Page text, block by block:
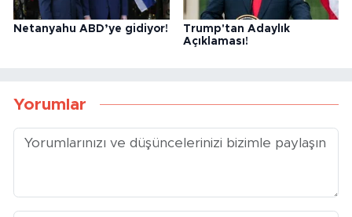
Netanyahu ABD’ye gidiyor!
Trump'tan Adaylık
Açıklaması!
Yorumlar